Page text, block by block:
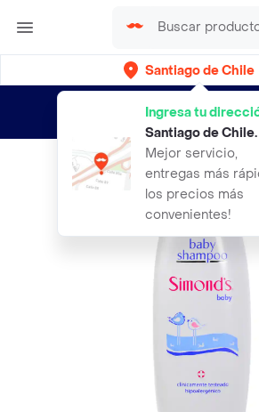
Santiago de Chile
Ingresa tu
Santiago de Chile.
Mejor servicio,
entregas más
los precios más
convenientes!
envíos gratis por semanas